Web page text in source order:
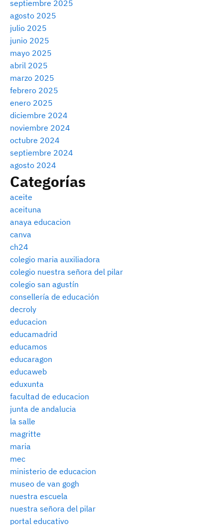
septiembre 2025
agosto 2025
julio 2025
junio 2025
mayo 2025
abril 2025
marzo 2025
febrero 2025
enero 2025
diciembre 2024
noviembre 2024
octubre 2024
septiembre 2024
agosto 2024
Categorías
aceite
aceituna
anaya educacion
canva
ch24
colegio maria auxiliadora
colegio nuestra señora del pilar
colegio san agustín
consellería de educación
decroly
educacion
educamadrid
educamos
educaragon
educaweb
eduxunta
facultad de educacion
junta de andalucia
la salle
magritte
maria
mec
ministerio de educacion
museo de van gogh
nuestra escuela
nuestra señora del pilar
portal educativo